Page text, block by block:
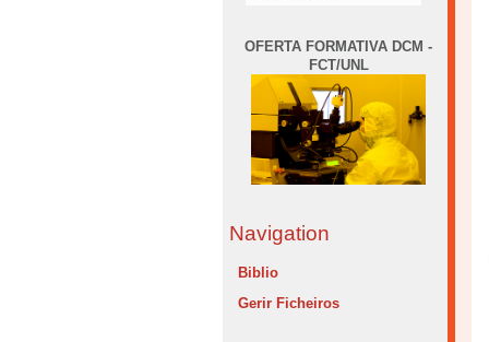
OFERTA FORMATIVA DCM -
FCT/UNL
Navigation
Biblio
Gerir Ficheiros